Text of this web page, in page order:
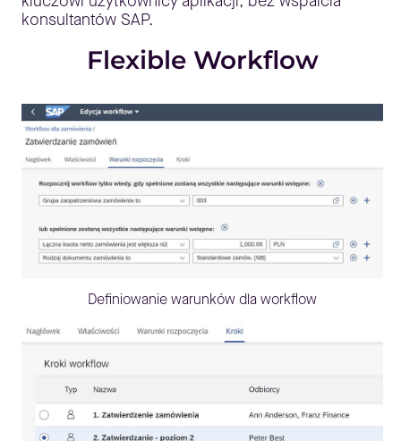
konsultantów SAP.
Flexible Workflow
Definiowanie warunków dla workflow